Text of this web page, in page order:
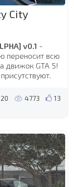
City
v0.1 -
переносит всю
движок GTA 5!
13
4773